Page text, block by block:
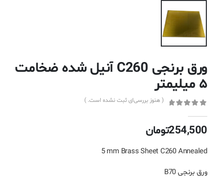
ورق برنجی C260 آنیل شده ضخامت
۵ میلیمتر
( هنوز بررسی‌ای ثبت نشده است. )
254,500تومان
5 mm Brass Sheet C260 Annealed
ورق برنجی B70